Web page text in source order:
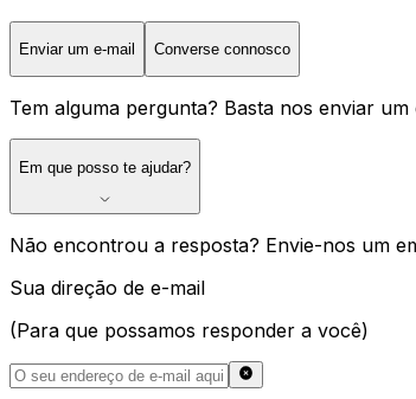
Enviar um e-mail Converse connosco
Tem alguma pergunta? Basta nos enviar
Em que posso te ajudar?
Em que posso te ajudar?
Não encontrou a resposta? Envie-nos um
Sua direção de e-mail
(Para que possamos responder a você)